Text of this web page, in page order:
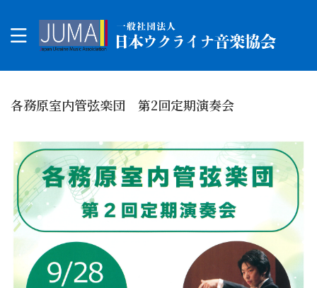
各務原室内管弦楽団 第2回定期演奏会